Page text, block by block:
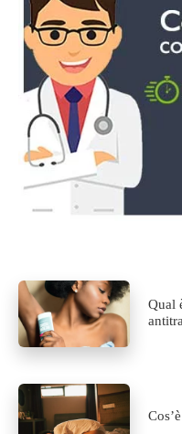
Qual